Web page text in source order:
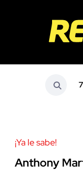
¡Ya le sabe!
Anthony